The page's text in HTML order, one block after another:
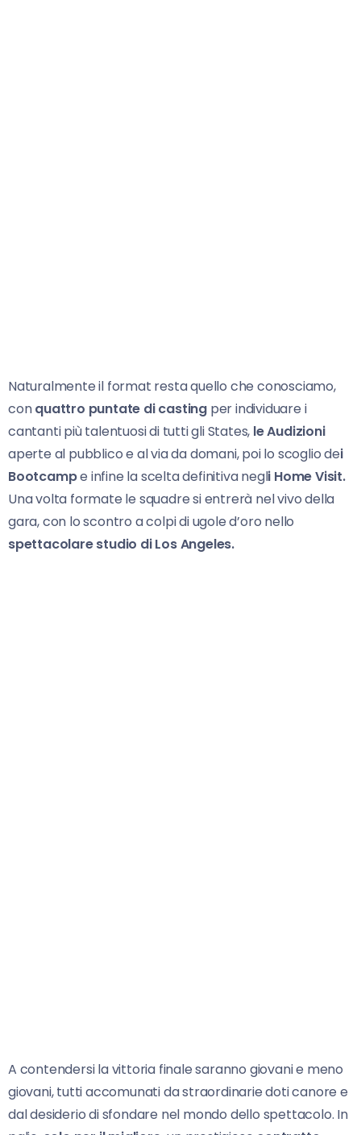
Naturalmente il format resta quello che conosciamo,
conquattro puntate di casting per individuare i
cantanti più talentuosi di tutti gli States, le Audizioni
aperte al pubblico e al via da domani, poi lo scoglio dei
Bootcampe infine la scelta definitiva negli Home Visit.
Una volta formate le squadre si entrerà nel vivo della
gara, con lo scontro a colpi di ugole d’oro nello
spettacolare studio di Los Angeles.
A contendersi la vittoria finale saranno giovani e meno
giovani, tutti accomunati da straordinarie doti canore e
dal desiderio di sfondare nel mondo dello spettacolo. In